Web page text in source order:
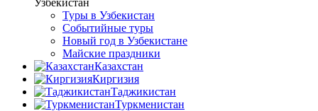
Узбекистан
Туры в Узбекистан
Событийные туры
Новый год в Узбекистане
Майские праздники
Казахстан
Киргизия
Таджикистан
Туркменистан